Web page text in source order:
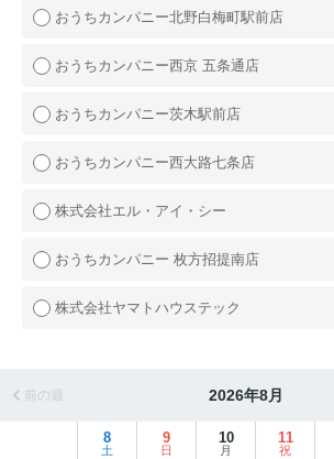
おうちカンパニー北野白梅町駅前店
おうちカンパニー西京 五条通店
おうちカンパニー茨木駅前店
おうちカンパニー西大路七条店
株式会社エル・アイ・シー
おうちカンパニー 枚方招提南店
株式会社ヤマトハウステック
前の週 2026年8月
8
土
9
日
10
月
11
祝